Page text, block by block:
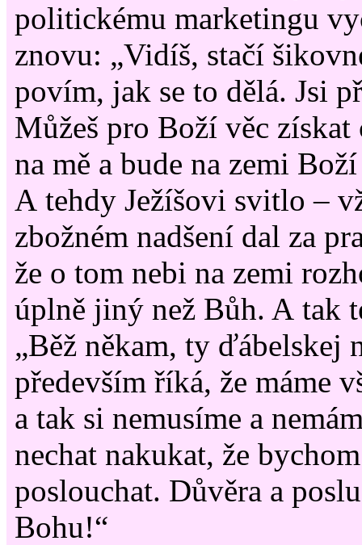
politickému marketingu
znovu: „Vidíš, stačí
povím, jak se to dělá. Jsi
Můžeš pro Boží věc získat
na mě a bude na zemi
A tehdy Ježíšovi svitlo –
zbožném nadšení dal za
že o tom nebi na zemi
úplně jiný než Bůh. A tak
„Běž někam, ty ďábelskej
především říká, že máme
a tak si nemusíme a
nechat nakukat, že
poslouchat. Důvěra a
Bohu!“